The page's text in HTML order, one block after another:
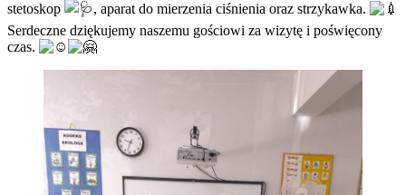
stetoskop
, aparat do mierzenia ciśnienia oraz strzykawka.
Serdeczne dziękujemy naszemu gościowi za wizytę i poświęcony
czas.